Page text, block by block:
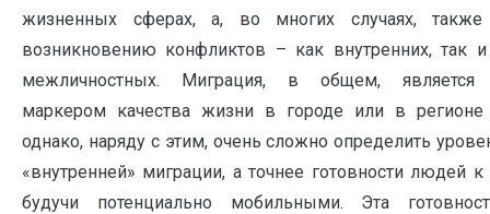
жизненных сферах, а, во многих случаях,
возникновению конфликтов – как внутренних, так
межличностных. Миграция, в общем, является
маркером качества жизни в городе или в
однако, наряду с этим, очень сложно определить
«внутренней» миграции, а точнее готовности людей к
будучи потенциально мобильными. Эта